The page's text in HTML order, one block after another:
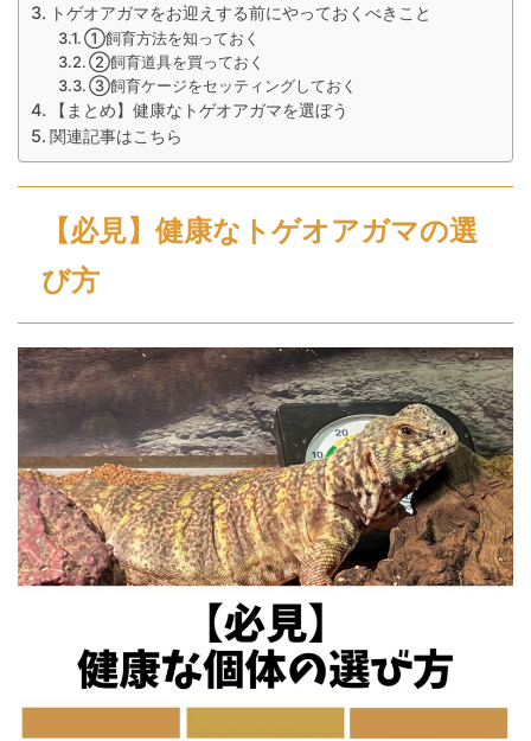
トゲオアガマをお迎えする前にやっておくべきこと
①飼育方法を知っておく
②飼育道具を買っておく
③飼育ケージをセッティングしておく
【まとめ】健康なトゲオアガマを選ぼう
関連記事はこちら
【必見】健康なトゲオアガマの選
び方